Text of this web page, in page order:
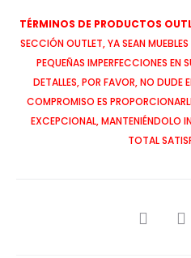
TÉRMINOS DE PRODUCTOS
SECCIÓN OUTLET, YA SEAN
PEQUEÑAS IMPERFECCIONES EN
DETALLES, POR FAVOR, NO
COMPROMISO ES
EXCEPCIONAL, MANTENIÉNDOLO
TOTAL
SHARE